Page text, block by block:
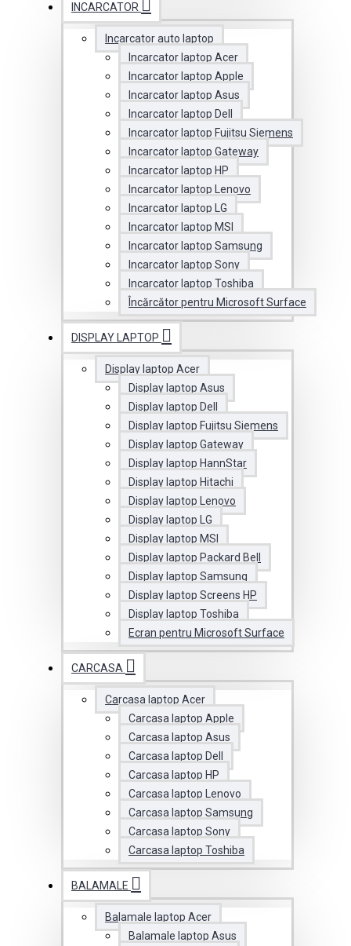
INCARCATOR
Incarcator auto laptop
Incarcator laptop Acer
Incarcator laptop Apple
Incarcator laptop Asus
Incarcator laptop Dell
Incarcator laptop Fujitsu Siemens
Incarcator laptop Gateway
Incarcator laptop HP
Incarcator laptop Lenovo
Incarcator laptop LG
Incarcator laptop MSI
Incarcator laptop Samsung
Incarcator laptop Sony
Incarcator laptop Toshiba
Încărcător pentru Microsoft Surface
DISPLAY LAPTOP
Display laptop Acer
Display laptop Asus
Display laptop Dell
Display laptop Fujitsu Siemens
Display laptop Gateway
Display laptop HannStar
Display laptop Hitachi
Display laptop Lenovo
Display laptop LG
Display laptop MSI
Display laptop Packard Bell
Display laptop Samsung
Display laptop Screens HP
Display laptop Toshiba
Ecran pentru Microsoft Surface
CARCASA
Carcasa laptop Acer
Carcasa laptop Apple
Carcasa laptop Asus
Carcasa laptop Dell
Carcasa laptop HP
Carcasa laptop Lenovo
Carcasa laptop Samsung
Carcasa laptop Sony
Carcasa laptop Toshiba
BALAMALE
Balamale laptop Acer
Balamale laptop Asus